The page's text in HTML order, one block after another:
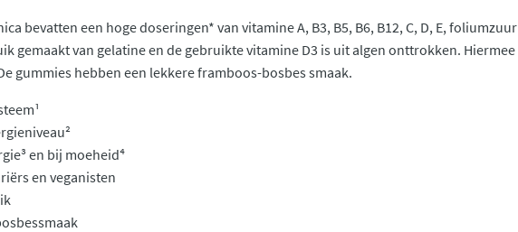
bevatten een hoge doseringen* van vitamine A, B3, B5, B6, B12, C, D, E, foliumzuur
gemaakt van gelatine en de gebruikte vitamine D3 is uit algen onttrokken. Hiermee
gummies hebben een lekkere framboos-bosbes smaak.
en bij moeheid⁴
en veganisten